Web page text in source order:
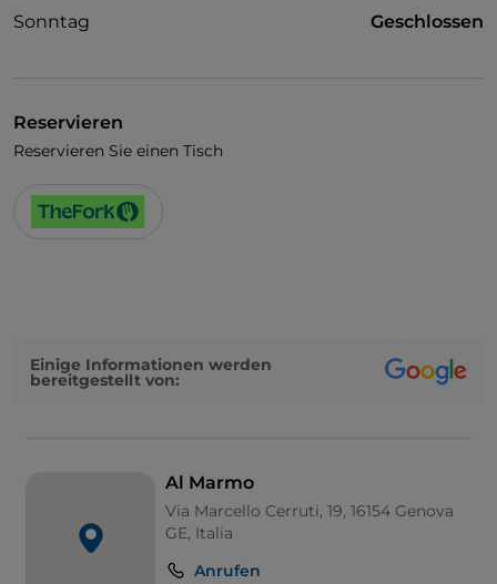
Es wird Englisch gesprochen
Sonntag
Geschlossen
Reservieren
Reservieren Sie einen Tisch
Einige Informationen werden
bereitgestellt von:
Al Marmo
Via Marcello Cerruti, 19, 16154 Genova
GE, Italia
Anrufen